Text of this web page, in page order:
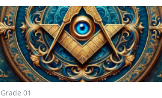
Grade 01